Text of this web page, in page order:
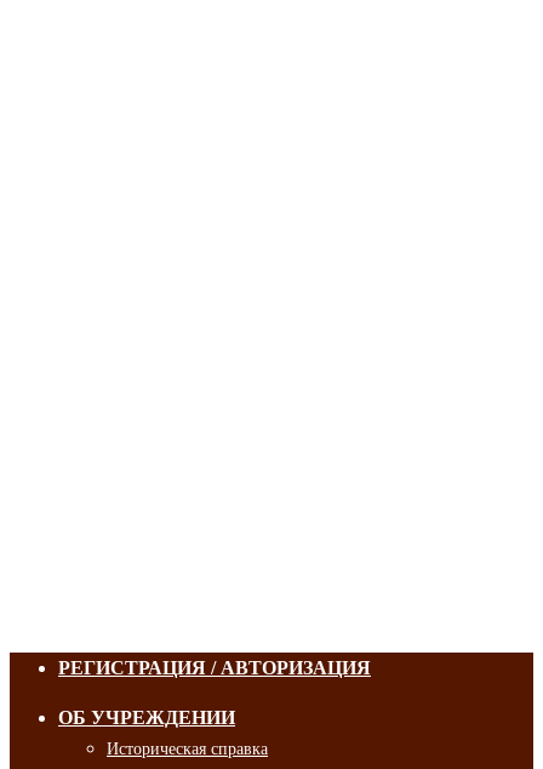
РЕГИСТРАЦИЯ / АВТОРИЗАЦИЯ
ОБ УЧРЕЖДЕНИИ
Историческая справка